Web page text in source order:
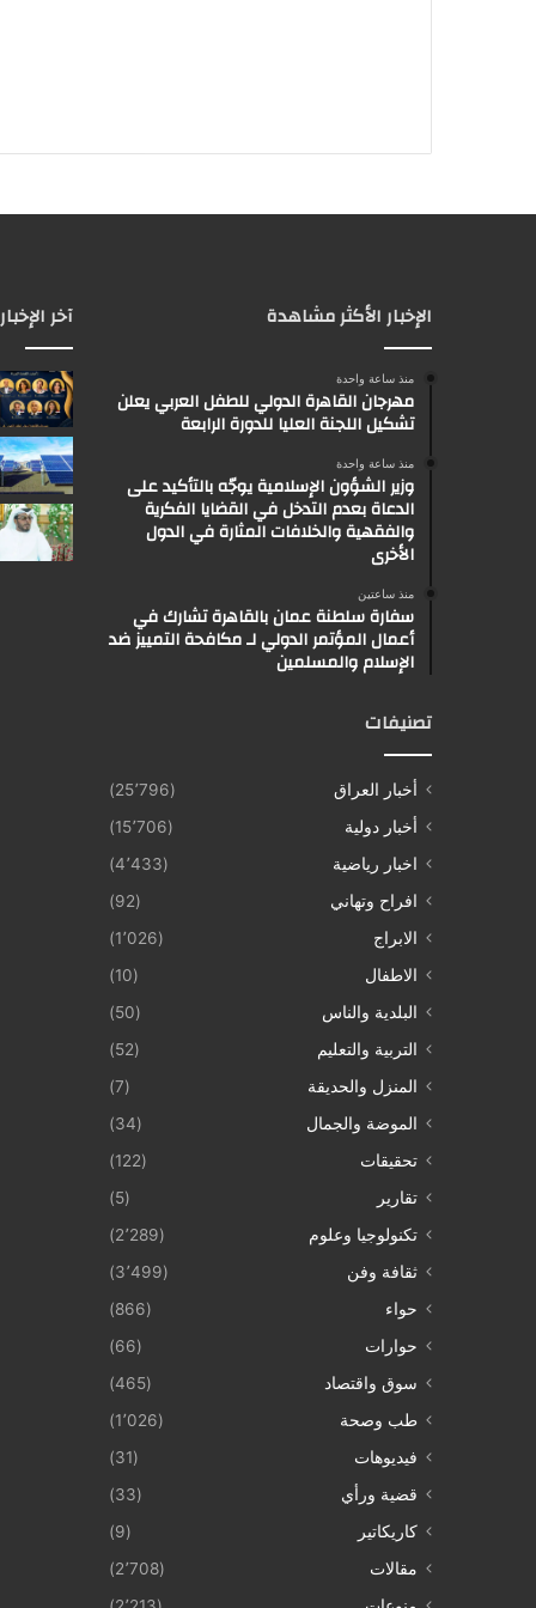
الإخبار الأكثر مشاهدة
منذ ساعة واحدة
مهرجان القاهرة الدولي للطفل العربي يعلن
تشكيل اللجنة العليا للدورة الرابعة
منذ ساعة واحدة
وزير الشؤون الإسلامية يوجّه بالتأكيد على
الدعاة بعدم التدخل في القضايا الفكرية
والفقهية والخلافات المثارة في الدول
الأخرى
منذ ساعتين
سفارة سلطنة عمان بالقاهرة تشارك في
أعمال المؤتمر الدولي لـ مكافحة التمييز ضد
الإسلام والمسلمين
تصنيفات
أخبار العراق
(25٬796)
أخبار دولية
(15٬706)
اخبار رياضية
(4٬433)
افراح وتهاني
(92)
الابراج
(1٬026)
الاطفال
(10)
البلدية والناس
(50)
التربية والتعليم
(52)
المنزل والحديقة
(7)
الموضة والجمال
(34)
تحقيقات
(122)
تقارير
(5)
تكنولوجيا وعلوم
(2٬289)
ثقافة وفن
(3٬499)
حواء
(866)
حوارات
(66)
سوق واقتصاد
(465)
طب وصحة
(1٬026)
فيديوهات
(31)
قضية ورأي
(33)
كاريكاتير
(9)
مقالات
(2٬708)
آخر